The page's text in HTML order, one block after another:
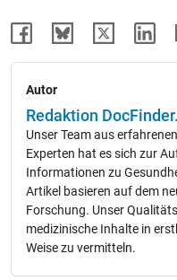
Autor
Redaktion
Unser Team aus
Experten hat es sich zur
Informationen zu
Artikel basieren auf dem
Forschung. Unser
medizinische Inhalte in
Weise zu vermitteln.